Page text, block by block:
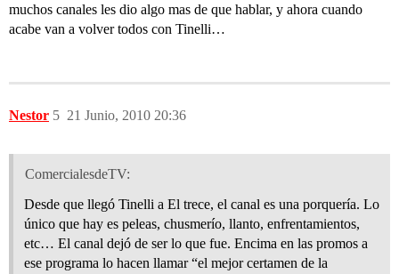
muchos canales les dio algo mas de que hablar, y ahora cuando
acabe van a volver todos con Tinelli…
Nestor 21 Junio, 2010 20:36
5
ComercialesdeTV:
Desde que llegó Tinelli a El trece, el canal es una porquería. Lo
único que hay es peleas, chusmerío, llanto, enfrentamientos,
etc… El canal dejó de ser lo que fue. Encima en las promos a
ese programa lo hacen llamar “el mejor certamen de la